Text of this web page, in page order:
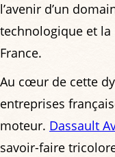
l’avenir d’un
technologique et
France.
Au cœur de cette
entreprises
moteur. Dassault
savoir-faire